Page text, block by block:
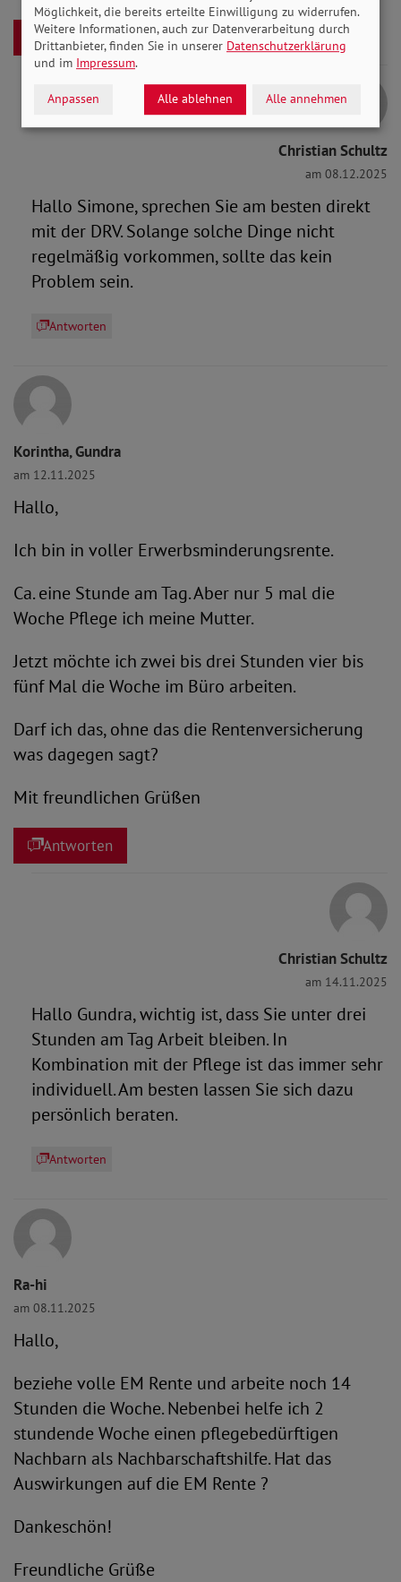
Antworten
Christian Schultz
am 08.12.2025
Hallo Simone, sprechen Sie am besten direkt
mit der DRV. Solange solche Dinge nicht
regelmäßig vorkommen, sollte das kein
Problem sein.
Antworten
Korintha, Gundra
am 12.11.2025
Hallo,
Ich bin in voller Erwerbsminderungsrente.
Ca. eine Stunde am Tag. Aber nur 5 mal die
Woche Pflege ich meine Mutter.
Jetzt möchte ich zwei bis drei Stunden vier bis
fünf Mal die Woche im Büro arbeiten.
Darf ich das, ohne das die Rentenversicherung
was dagegen sagt?
Mit freundlichen Grüßen
Antworten
Christian Schultz
am 14.11.2025
Hallo Gundra, wichtig ist, dass Sie unter drei
Stunden am Tag Arbeit bleiben. In
Kombination mit der Pflege ist das immer sehr
individuell. Am besten lassen Sie sich dazu
persönlich beraten.
Antworten
Ra-hi
am 08.11.2025
Hallo,
beziehe volle EM Rente und arbeite noch 14
Stunden die Woche. Nebenbei helfe ich 2
stundende Woche einen pflegebedürftigen
Nachbarn als Nachbarschaftshilfe. Hat das
Auswirkungen auf die EM Rente ?
Dankeschön!
Freundliche Grüße
Möglichkeit, die bereits erteilte Einwilligung zu widerrufen.
Weitere Informationen, auch zur Datenverarbeitung durch
Drittanbieter, finden Sie in unserer Datenschutzerklärung
und im Impressum.
Anpassen Alle ablehnen Alle annehmen